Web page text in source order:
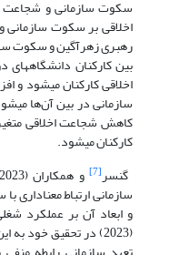
سکوت سازمانی و شجاعت
اخلاقی بر سکوت سازمانی
رهبری زهرآگین و سکوت
بین کارکنان
اخلاقی کارکنان می­شود
سازمانی در بین آن‌ها
کاهش شجاعت اخلاقی
کارکنان می­شود.
گنسر[7]
سازمانی ارتباط
و ابعاد آن بر عملکرد
(2023) در تحقیق خود